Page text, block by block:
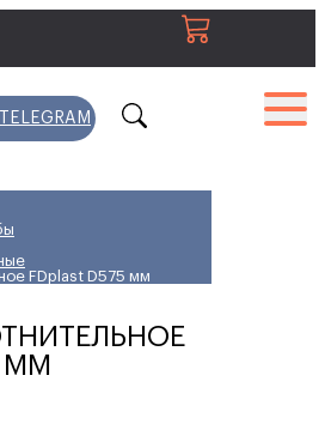
TELEGRAM
FDplast D575 мм
ММ